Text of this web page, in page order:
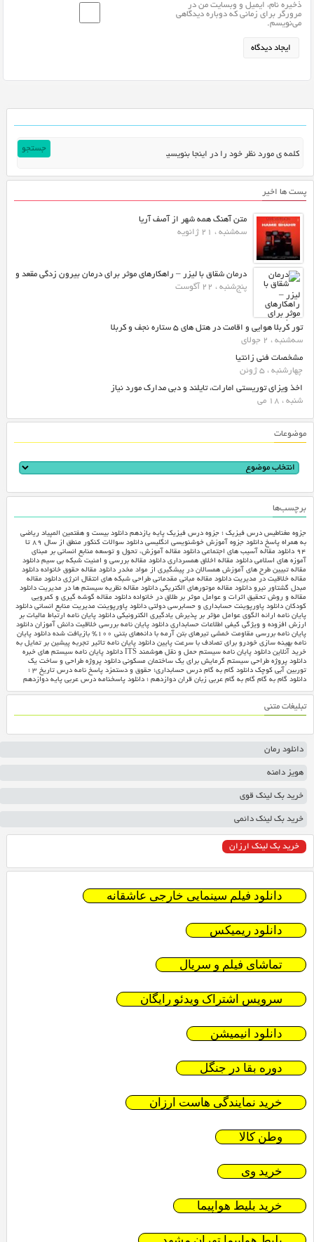
ذخیره نام، ایمیل و وبسایت من در
مرورگر برای زمانی که دوباره دیدگاهی
می‌نویسم.
پست ها اخیر
متن آهنگ همه شهر از آصف آریا
سه‌شنبه ، 21 ژانویه
درمان شقاق با لیزر – راهکارهای موثر برای درمان بیرون زدگی مقعد و
پنج‌شنبه ، 22 آگوست
تور کربلا هوایی و اقامت در هتل های ۵ ستاره نجف و کربلا
سه‌شنبه ، 2 جولای
مشخصات فنی زانتیا
چهارشنبه ، 5 ژوئن
اخذ ویزای توریستی امارات، تایلند و دبی مدارک مورد نیاز
شنبه ، 18 می
موضوعات
برچسب‌ها
جزوه مغناطیس درس فیزیک ؛ جزوه درس فیزیک پایه یازدهم دانلود بیست و هفتمین المپیاد ریاضی
به همراه پاسخ دانلود جزوه آموزش خوشنویسی انگلیسی
دانلود سوالات کنکور منطق از سال ۸۹ تا
۹۴ دانلود مقاله آسیب های اجتماعی دانلود مقاله آموزش، تحول و توسعه منابع انسانی بر مبنای
آموزه های اسلامی‎ دانلود مقاله اخلاق همسرداری دانلود مقاله بررسی و امنیت شبکه بی سیم دانلود
مقاله تبیین طرح های آموزش همسالان در پیشگیری از مواد مخدر دانلود مقاله حقوق خانواده دانلود
مقاله خلاقیت در مدیریت دانلود مقاله مبانی مقدماتی طراحی شبکه های انتقال انرژی دانلود مقاله
مبدل گشتاور نیرو دانلود مقاله موتورهای الکتریکی دانلود مقاله نظریه سیستم ها در مدیریت دانلود
مقاله و روش تحقیق اثرات و عوامل موثر بر طلاق در خانواده دانلود مقاله گوشه گیری و کمرویی
کودکان دانلود پاورپوینت حسابداری و حسابرسی دولتی دانلود پاورپوینت مدیریت منابع انسانی دانلود
پایان نامه ارائه الگوی عوامل مؤثر بر پذیرش یادگیری الکترونیکی دانلود پایان نامه ارتباط مالیات بر
ارزش افزوده و ویژگی کیفی اطلاعات حسابداری دانلود پایان نامه بررسی خلاقیت دانش آموزان دانلود
پایان نامه بررسی مقاومت خمشی تیرهای بتن آرمه با دانه‌های بتنی ۱۰۰% بازیافت شده
دانلود پایان
نامه بهینه سازی خودرو برای تصادف با سرعت پایین دانلود پایان نامه تاثیر تجربه پیشین بر تمایل به
خرید آنلاین دانلود پایان نامه سیستم حمل و نقل هوشمند ITS
دانلود پایان نامه سیستم های خبره
دانلود پروژه طراحی سیستم گرمایش برای یک ساختمان مسکونی دانلود پروژه طراحی و ساخت یک
توربین آبی کوچک دانلود گام به گام درس حسابداری؛ حقوق و دستمزد
پاسخ نامه درس تاریخ ۳ ؛
دانلود گام به گام گام به گام عربی زبان قران دوازدهم ؛ دانلود پاسخنامه درس عربی پایه دوازدهم
تبلیغات متنی
دانلود رمان
هویز دامنه
خرید بک لینک قوی
خرید بک لینک دائمی
خرید بک لینک ارزان
دانلود فیلم سینمایی خارجی عاشقانه
دانلود ریمیکس
تماشای فیلم و سریال
سرویس اشتراک ویدئو رایگان
دانلود انیمیشن
دوره بقا در جنگل
خرید نمایندگی هاست ارزان
وطن کالا
خرید وی
خرید بلیط هواپیما